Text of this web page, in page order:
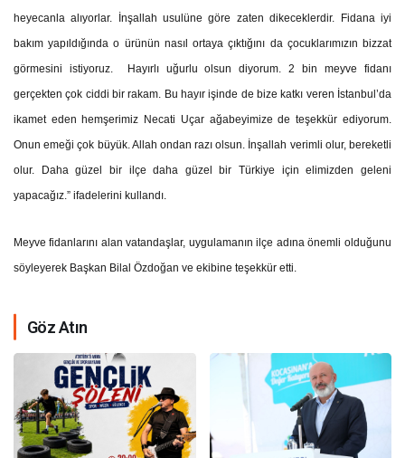
heyecanla alıyorlar. İnşallah usulüne göre zaten dikeceklerdir. Fidana iyi
bakım yapıldığında o ürünün nasıl ortaya çıktığını da çocuklarımızın bizzat
görmesini istiyoruz. Hayırlı uğurlu olsun diyorum. 2 bin meyve fidanı
gerçekten çok ciddi bir rakam. Bu hayır işinde de bize katkı veren İstanbul’da
ikamet eden hemşerimiz Necati Uçar ağabeyimize de teşekkür ediyorum.
Onun emeği çok büyük. Allah ondan razı olsun. İnşallah verimli olur, bereketli
olur. Daha güzel bir ilçe daha güzel bir Türkiye için elimizden geleni
yapacağız.” ifadelerini kullandı.
Meyve fidanlarını alan vatandaşlar, uygulamanın ilçe adına önemli olduğunu
söyleyerek Başkan Bilal Özdoğan ve ekibine teşekkür etti.
Göz Atın